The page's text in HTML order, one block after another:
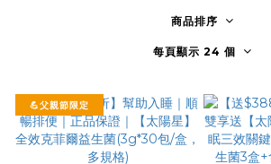
商品排序
每頁顯示 24 個
💪父親節限定